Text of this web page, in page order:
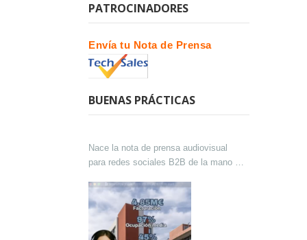
PATROCINADORES
Envía tu Nota de Prensa
BUENAS PRÁCTICAS
Nace la nota de prensa audiovisual
para redes sociales B2B de la mano de